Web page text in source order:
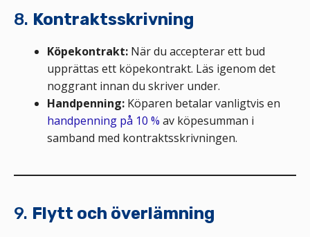
8. Kontraktsskrivning
Köpekontrakt: När du accepterar ett bud
upprättas ett köpekontrakt. Läs igenom det
noggrant innan du skriver under.
Handpenning: Köparen betalar vanligtvis en
handpenning på 10 % av köpesumman i
samband med kontraktsskrivningen.
9. Flytt och överlämning